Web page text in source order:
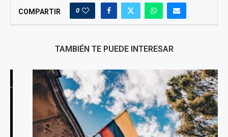
COMPARTIR 0
TAMBIÉN TE PUEDE INTERESAR